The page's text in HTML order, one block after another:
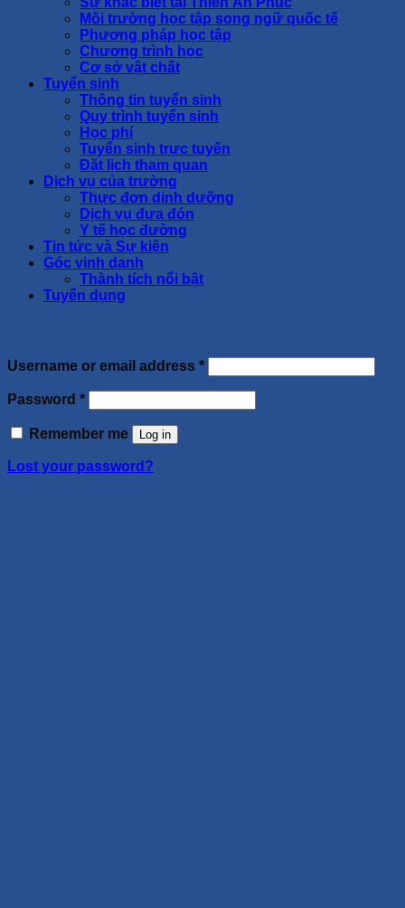
Môi trường học tập song ngữ quốc tế
Phương pháp học tập
Chương trình học
Cơ sở vật chất
Tuyển sinh
Thông tin tuyển sinh
Quy trình tuyển sinh
Học phí
Tuyển sinh trực tuyến
Đặt lịch tham quan
Dịch vụ của trường
Thực đơn dinh dưỡng
Dịch vụ đưa đón
Y tế học đường
Tin tức và Sự kiện
Góc vinh danh
Thành tích nổi bật
Tuyển dụng
Username or email address *
Password *
Remember me Log in
Lost your password?